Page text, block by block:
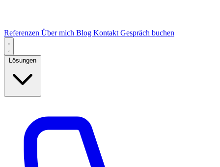
Referenzen Über mich Blog Kontakt Gespräch buchen